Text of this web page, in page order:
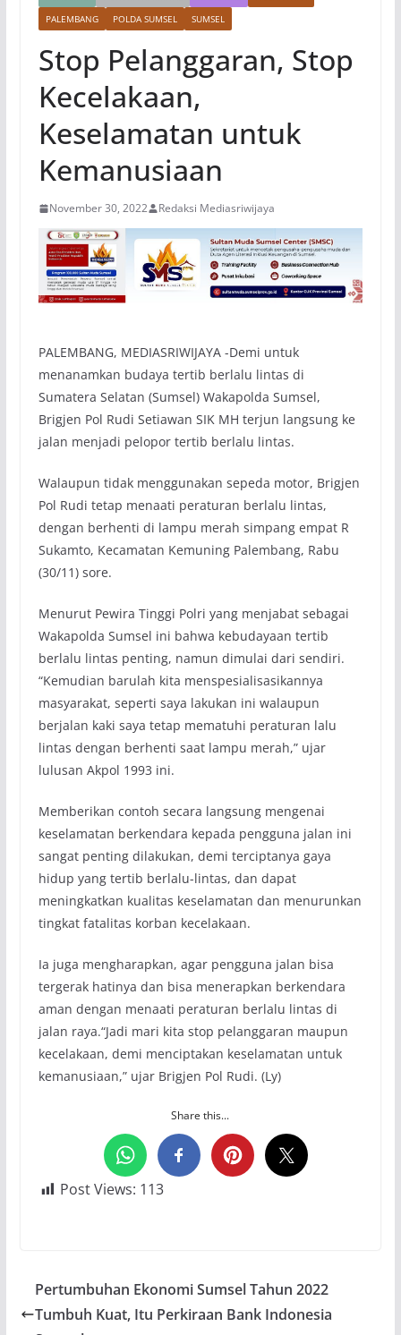
PALEMBANG
POLDA SUMSEL SUMSEL
Stop Pelanggaran, Stop
Kecelakaan,
Keselamatan untuk
Kemanusiaan
November 30, 2022 Redaksi Mediasriwijaya
PALEMBANG, MEDIASRIWIJAYA -Demi untuk
menanamkan budaya tertib berlalu lintas di
Sumatera Selatan (Sumsel) Wakapolda Sumsel,
Brigjen Pol Rudi Setiawan SIK MH terjun langsung ke
jalan menjadi pelopor tertib berlalu lintas.
Walaupun tidak menggunakan sepeda motor, Brigjen
Pol Rudi tetap menaati peraturan berlalu lintas,
dengan berhenti di lampu merah simpang empat R
Sukamto, Kecamatan Kemuning Palembang, Rabu
(30/11) sore.
Menurut Pewira Tinggi Polri yang menjabat sebagai
Wakapolda Sumsel ini bahwa kebudayaan tertib
berlalu lintas penting, namun dimulai dari sendiri.
“Kemudian barulah kita menspesialisasikannya
masyarakat, seperti saya lakukan ini walaupun
berjalan kaki saya tetap mematuhi peraturan lalu
lintas dengan berhenti saat lampu merah,” ujar
lulusan Akpol 1993 ini.
Memberikan contoh secara langsung mengenai
keselamatan berkendara kepada pengguna jalan ini
sangat penting dilakukan, demi terciptanya gaya
hidup yang tertib berlalu-lintas, dan dapat
meningkatkan kualitas keselamatan dan menurunkan
tingkat fatalitas korban kecelakaan.
Ia juga mengharapkan, agar pengguna jalan bisa
tergerak hatinya dan bisa menerapkan berkendara
aman dengan menaati peraturan berlalu lintas di
jalan raya.“Jadi mari kita stop pelanggaran maupun
kecelakaan, demi menciptakan keselamatan untuk
kemanusiaan,” ujar Brigjen Pol Rudi. (Ly)
Share this...
Post Views: 113
Pertumbuhan Ekonomi Sumsel Tahun 2022
Tumbuh Kuat, Itu Perkiraan Bank Indonesia